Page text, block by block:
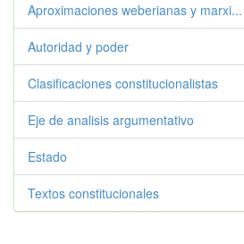
Aproximaciones weberianas y marxi...
Autoridad y poder
Clasificaciones constitucionalistas
Eje de analisis argumentativo
Estado
Textos constitucionales